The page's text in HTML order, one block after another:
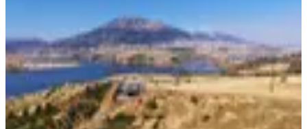
4168 m²
1.560/m² ·31.07.2026
6.500.000 ₺
YENİ ROTA İNŞAAT EMLAKSeyid Serkan Bal